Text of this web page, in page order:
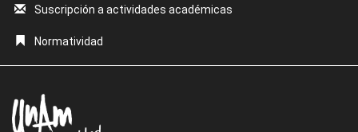
Suscripción a actividades académicas
Normatividad